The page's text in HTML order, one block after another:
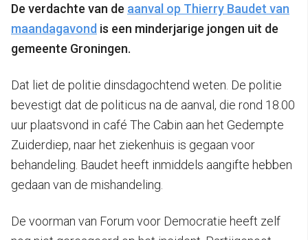
De verdachte van de aanval op Thierry Baudet van
maandagavond is een minderjarige jongen uit de
gemeente Groningen.
Dat liet de politie dinsdagochtend weten. De politie
bevestigt dat de politicus na de aanval, die rond 18.00
uur plaatsvond in café The Cabin aan het Gedempte
Zuiderdiep, naar het ziekenhuis is gegaan voor
behandeling. Baudet heeft inmiddels aangifte hebben
gedaan van de mishandeling.
De voorman van Forum voor Democratie heeft zelf